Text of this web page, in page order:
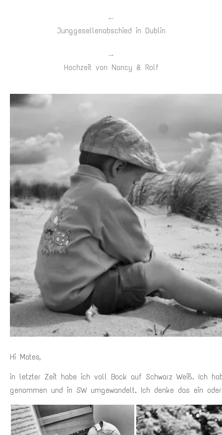
Hi Mates,
in letzter Zeit habe ich voll Bock auf Schwarz Weiß. Ich
genommen und in SW umgewandelt. Ich denke das ein
←
Junggesellenabschied in Dublin
→
Hochzeit von Nancy & Rolf